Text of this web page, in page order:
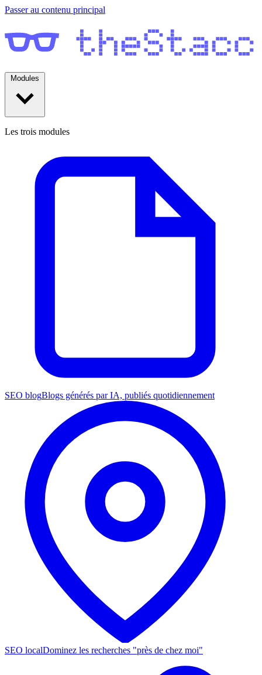
Passer au contenu principal
Les trois modules
SEO blogBlogs générés par IA, publiés quotidiennement
SEO localDominez les recherches "près de chez moi"